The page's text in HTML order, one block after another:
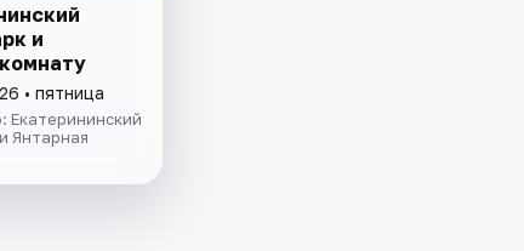
и
• пятница
Екатерининский
Янтарная